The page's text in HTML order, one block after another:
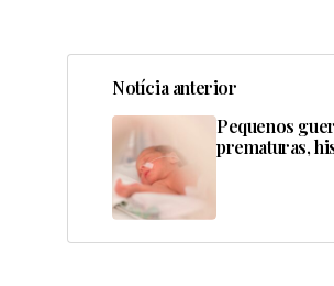
Notícia anterior
Pequenos
prematuras,